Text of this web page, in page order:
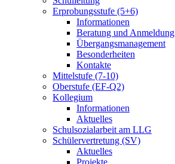
Erprobungsstufe (5+6)
Informationen
Beratung und Anmeldung
Übergangsmanagement
Besonderheiten
Kontakte
Mittelstufe (7-10)
Oberstufe (EF-Q2)
Kollegium
Informationen
Aktuelles
Schulsozialarbeit am LLG
Schülervertretung (SV)
Aktuelles
Projekte